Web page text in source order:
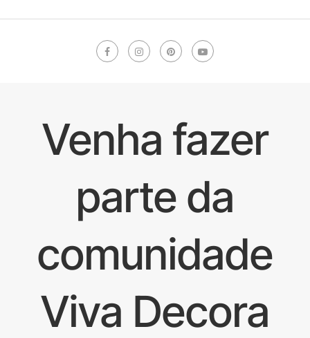
Venha fazer
parte da
comunidade
Viva Decora